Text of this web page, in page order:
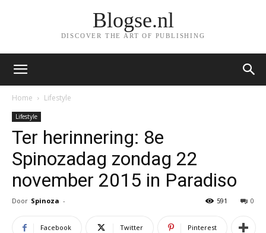
Blogse.nl
DISCOVER THE ART OF PUBLISHING
Home Lifestyle
Lifestyle
Ter herinnering: 8e
Spinozadag zondag 22
november 2015 in Paradiso
Door Spinoza - 0
591
Facebook Twitter Pinterest